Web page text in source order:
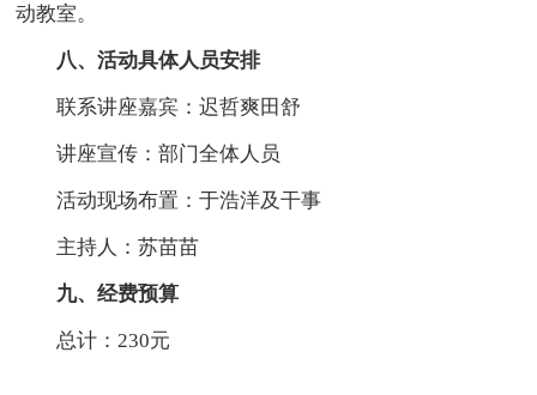
动教室。
八、活动具体人员安排
联系讲座嘉宾：迟哲爽田舒
讲座宣传：部门全体人员
活动现场布置：于浩洋及干事
主持人：苏苗苗
九、经费预算
总计：230元